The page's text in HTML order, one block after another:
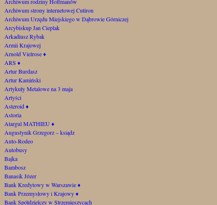
Archiwum strony internetowej Cutiron
Archiwum Urzędu Miejskiego w Dąbrowie Górniczej
Arcybiskup Jan Cieplak
Arkadiusz Rybak
Armii Krajowej
Arnold Vielrose♦
ARS ♦
Artur Burdasz
Artur Kamiński
Artykuły Metalowe na 3 maja
Artyści
Asteroid♦
Astoria
Atargul MATHIEU♦
Augustynik Grzegorz – ksiądz
Auto-Rodeo
Autobusy
Bajka
Bambosz
Banasik Józer
Bank Kredytowy w Warszawie♦
Bank Przemysłowy i Krajowy♦
Bank Spółdzielczy w Strzemieszycach